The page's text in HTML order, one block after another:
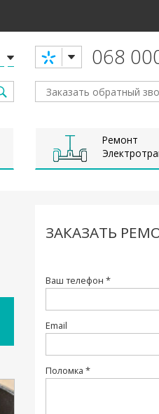
068
Ремонт
ЗАКАЗАТЬ
Ваш телефон *
Email
Поломка *